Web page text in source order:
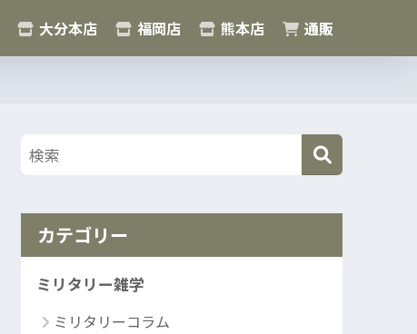
大分本店 福岡店 熊本店 通販
カテゴリー
ミリタリー雑学
ミリタリーコラム